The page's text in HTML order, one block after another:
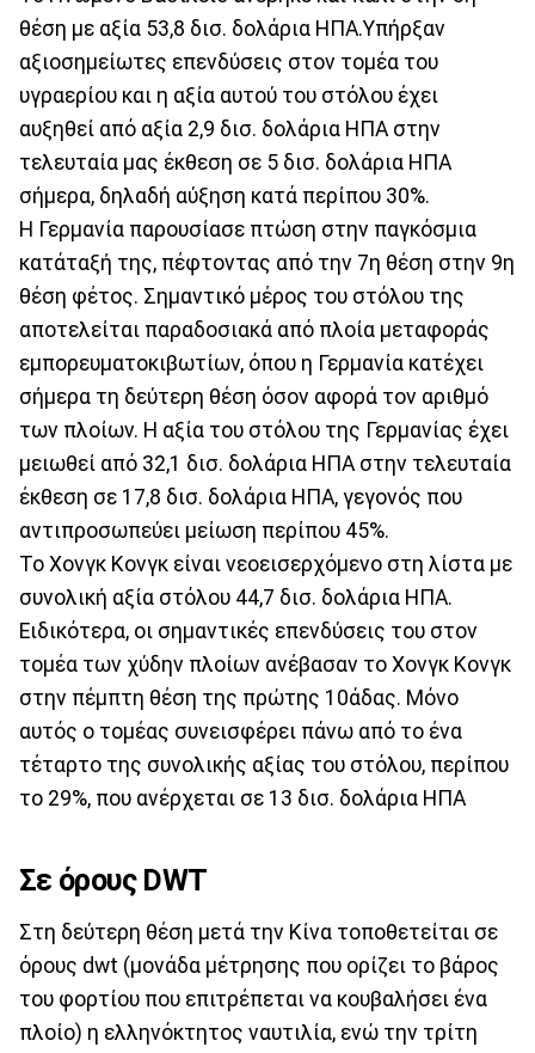
θέση με αξία 53,8 δισ. δολάρια ΗΠΑ.Υπήρξαν
αξιοσημείωτες επενδύσεις στον τομέα του
υγραερίου και η αξία αυτού του στόλου έχει
αυξηθεί από αξία 2,9 δισ. δολάρια ΗΠΑ στην
τελευταία μας έκθεση σε 5 δισ. δολάρια ΗΠΑ
σήμερα, δηλαδή αύξηση κατά περίπου 30%.
Η Γερμανία παρουσίασε πτώση στην παγκόσμια
κατάταξή της, πέφτοντας από την 7η θέση στην 9η
θέση φέτος. Σημαντικό μέρος του στόλου της
αποτελείται παραδοσιακά από πλοία μεταφοράς
εμπορευματοκιβωτίων, όπου η Γερμανία κατέχει
σήμερα τη δεύτερη θέση όσον αφορά τον αριθμό
των πλοίων. Η αξία του στόλου της Γερμανίας έχει
μειωθεί από 32,1 δισ. δολάρια ΗΠΑ στην τελευταία
έκθεση σε 17,8 δισ. δολάρια ΗΠΑ, γεγονός που
αντιπροσωπεύει μείωση περίπου 45%.
Το Χονγκ Κονγκ είναι νεοεισερχόμενο στη λίστα με
συνολική αξία στόλου 44,7 δισ. δολάρια ΗΠΑ.
Ειδικότερα, οι σημαντικές επενδύσεις του στον
τομέα των χύδην πλοίων ανέβασαν το Χονγκ Κονγκ
στην πέμπτη θέση της πρώτης 10άδας. Μόνο
αυτός ο τομέας συνεισφέρει πάνω από το ένα
τέταρτο της συνολικής αξίας του στόλου, περίπου
το 29%, που ανέρχεται σε 13 δισ. δολάρια ΗΠΑ
Σε όρους DWT
Στη δεύτερη θέση μετά την Κίνα τοποθετείται σε
όρους dwt (μονάδα μέτρησης που ορίζει το βάρος
του φορτίου που επιτρέπεται να κουβαλήσει ένα
πλοίο) η ελληνόκτητος ναυτιλία, ενώ την τρίτη